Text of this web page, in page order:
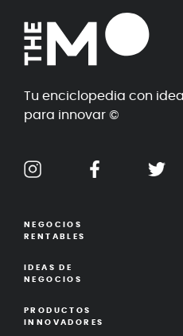
Tu enciclopedia con
para innovar ©
NEGOCIOS
RENTABLES
IDEAS DE
NEGOCIOS
PRODUCTOS
INNOVADORES